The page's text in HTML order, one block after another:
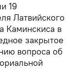
19
Латвийского
Каминскиса в
закрытое
вопроса об